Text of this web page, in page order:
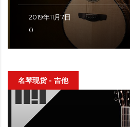
2019年11月7日
0
名琴现货 - 吉他